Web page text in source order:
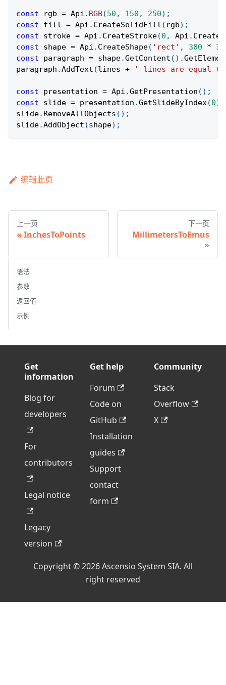
const rgb = Api . RGB(50 , 150 , 250) ;
const fill = Api . CreateSolidFill ( rgb) ;
const stroke = Api . CreateStroke(0 , Api .
const shape = Api . CreateShape( 'rect' , 300 *
const paragraph = shape.GetContent ( ) .
paragraph .AddText (lines + ' lines are equal
const presentation = Api .GetPresentation ( ) ;
const slide = presentation .GetSlideByIndex(0)
slide. RemoveAllObjects ( ) ;
slide.AddObject (shape) ;
编辑此页
上一页
InchesToPoints
下一页
MillimetersToEmus
语法
参数
返回值
示例
Get
information
Blog for
developers
For
contributors
Legal notice
Legacy
version
Get help
Forum
Code on
GitHub
Installation
guides
Support
contact
form
Community
Stack
Overflow
X
Copyright © 2026 Ascensio System SIA. All
right reserved